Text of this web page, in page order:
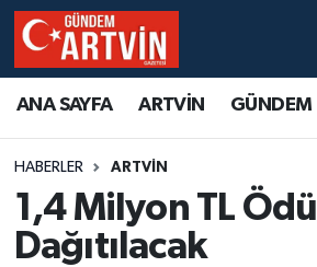
ANA SAYFA ARTVİN GÜNDEM
HABERLER ARTVİN
1,4 Milyon TL Ödül
Dağıtılacak